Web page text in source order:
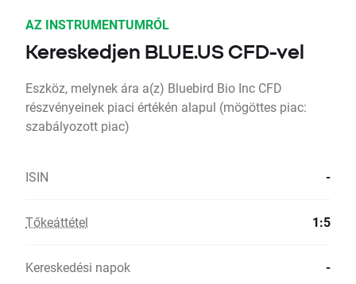
AZ INSTRUMENTUMRÓL
Kereskedjen BLUE.US CFD-vel
Eszköz, melynek ára a(z) Bluebird Bio Inc CFD
részvényeinek piaci értékén alapul (mögöttes piac:
szabályozott piac)
ISIN -
Tőkeáttétel 1:5
Kereskedési napok -